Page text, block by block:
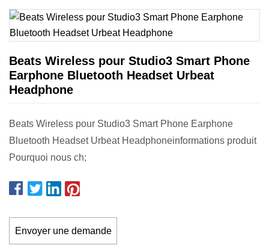
Beats Wireless pour Studio3 Smart Phone
Earphone Bluetooth Headset Urbeat
Headphone
Beats Wireless pour Studio3 Smart Phone Earphone
Bluetooth Headset Urbeat Headphoneinformations produit
Pourquoi nous ch;
Envoyer une demande